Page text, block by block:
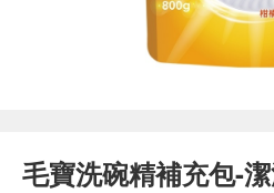
毛寶洗碗精補充包-